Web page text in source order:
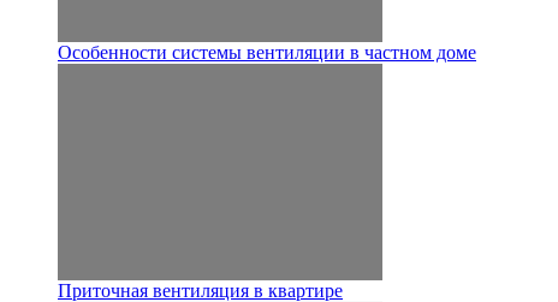
Особенности системы вентиляции в частном доме
Приточная вентиляция в квартире